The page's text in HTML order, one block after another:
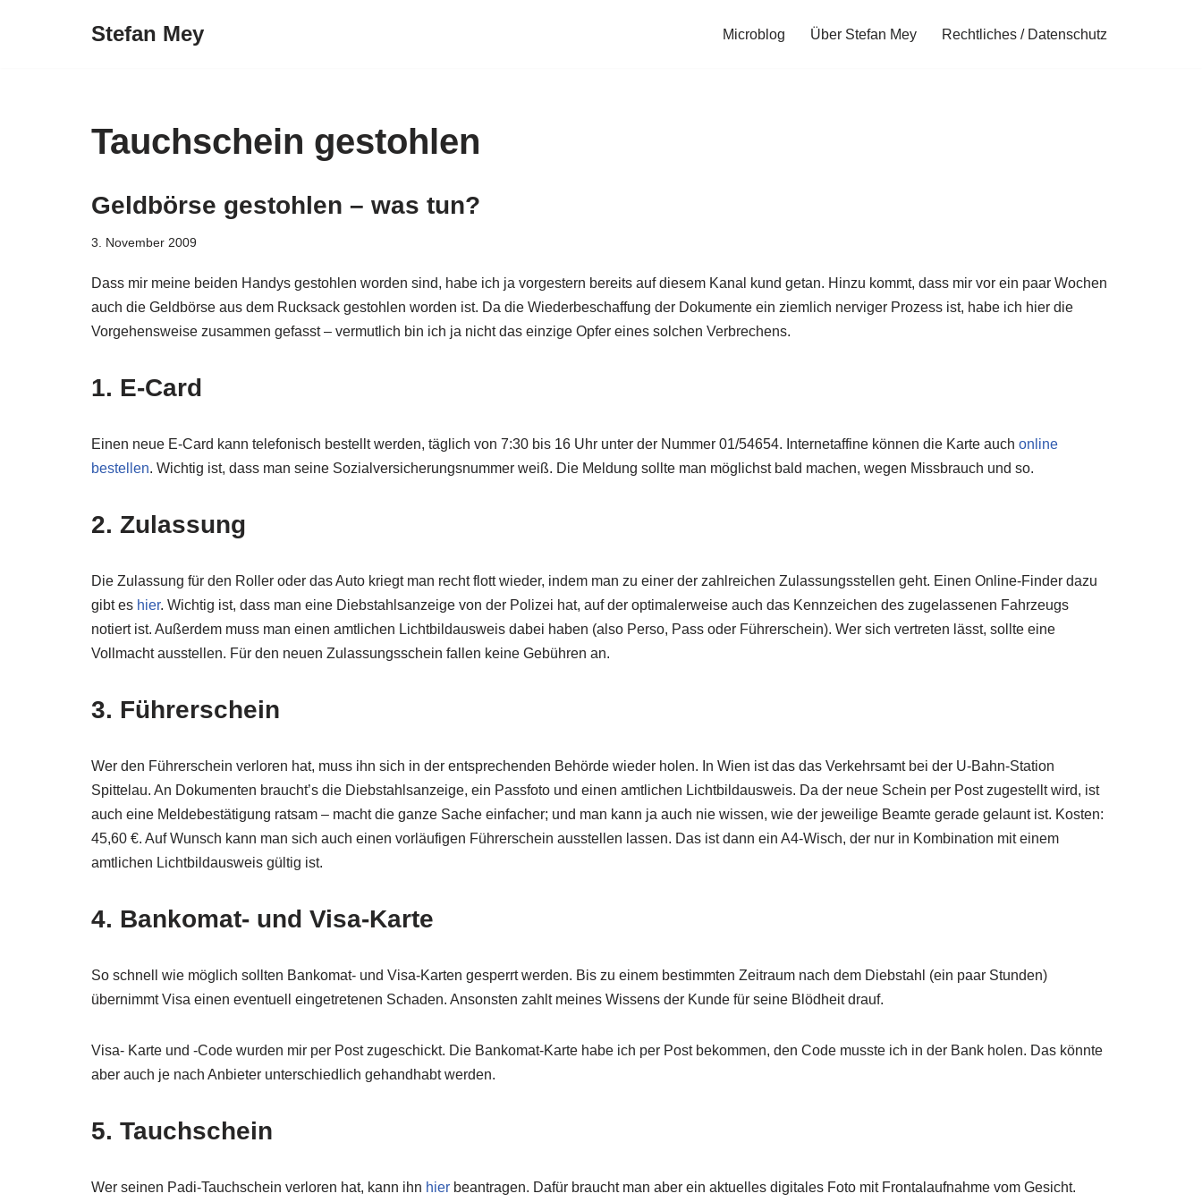
Stefan Mey Microblog Über Stefan Mey Rechtliches / Datenschutz
Tauchschein gestohlen
Geldbörse gestohlen – was tun?
3. November 2009
Dass mir meine beiden Handys gestohlen worden sind, habe ich ja vorgestern bereits auf diesem Kanal kund getan. Hinzu kommt, dass mir vor ein paar Wochen
auch die Geldbörse aus dem Rucksack gestohlen worden ist. Da die Wiederbeschaffung der Dokumente ein ziemlich nerviger Prozess ist, habe ich hier die
Vorgehensweise zusammen gefasst – vermutlich bin ich ja nicht das einzige Opfer eines solchen Verbrechens.
1. E-Card
Einen neue E-Card kann telefonisch bestellt werden, täglich von 7:30 bis 16 Uhr unter der Nummer 01/54654. Internetaffine können die Karte auch online
bestellen. Wichtig ist, dass man seine Sozialversicherungsnummer weiß. Die Meldung sollte man möglichst bald machen, wegen Missbrauch und so.
2. Zulassung
Die Zulassung für den Roller oder das Auto kriegt man recht flott wieder, indem man zu einer der zahlreichen Zulassungsstellen geht. Einen Online-Finder dazu
gibt es hier. Wichtig ist, dass man eine Diebstahlsanzeige von der Polizei hat, auf der optimalerweise auch das Kennzeichen des zugelassenen Fahrzeugs
notiert ist. Außerdem muss man einen amtlichen Lichtbildausweis dabei haben (also Perso, Pass oder Führerschein). Wer sich vertreten lässt, sollte eine
Vollmacht ausstellen. Für den neuen Zulassungsschein fallen keine Gebühren an.
3. Führerschein
Wer den Führerschein verloren hat, muss ihn sich in der entsprechenden Behörde wieder holen. In Wien ist das das Verkehrsamt bei der U-Bahn-Station
Spittelau. An Dokumenten braucht’s die Diebstahlsanzeige, ein Passfoto und einen amtlichen Lichtbildausweis. Da der neue Schein per Post zugestellt wird, ist
auch eine Meldebestätigung ratsam – macht die ganze Sache einfacher; und man kann ja auch nie wissen, wie der jeweilige Beamte gerade gelaunt ist. Kosten:
45,60 €. Auf Wunsch kann man sich auch einen vorläufigen Führerschein ausstellen lassen. Das ist dann ein A4-Wisch, der nur in Kombination mit einem
amtlichen Lichtbildausweis gültig ist.
4. Bankomat- und Visa-Karte
So schnell wie möglich sollten Bankomat- und Visa-Karten gesperrt werden. Bis zu einem bestimmten Zeitraum nach dem Diebstahl (ein paar Stunden)
übernimmt Visa einen eventuell eingetretenen Schaden. Ansonsten zahlt meines Wissens der Kunde für seine Blödheit drauf.
Visa- Karte und -Code wurden mir per Post zugeschickt. Die Bankomat-Karte habe ich per Post bekommen, den Code musste ich in der Bank holen. Das könnte
aber auch je nach Anbieter unterschiedlich gehandhabt werden.
5. Tauchschein
Wer seinen Padi-Tauchschein verloren hat, kann ihn hier beantragen. Dafür braucht man aber ein aktuelles digitales Foto mit Frontalaufnahme vom Gesicht.